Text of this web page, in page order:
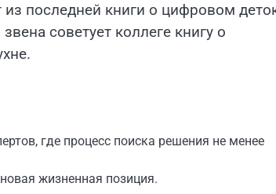
последней книги о цифровом
советует коллеге книгу о
где процесс поиска решения не менее
жизненная позиция.